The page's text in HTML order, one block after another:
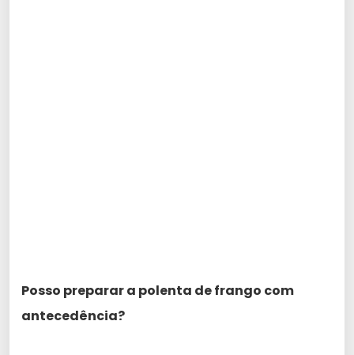
Posso preparar a polenta de frango com
antecedência?